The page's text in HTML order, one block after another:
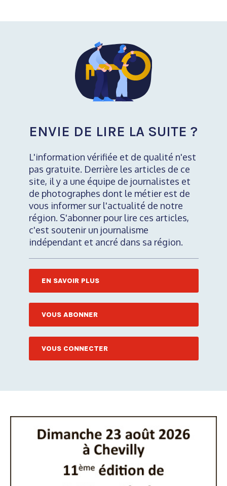
ENVIE DE LIRE LA SUITE ?
L'information vérifiée et de qualité n'est
pas gratuite. Derrière les articles de ce
site, il y a une équipe de journalistes et
de photographes dont le métier est de
vous informer sur l'actualité de notre
région. S'abonner pour lire ces articles,
c'est soutenir un journalisme
indépendant et ancré dans sa région.
EN SAVOIR PLUS
VOUS ABONNER
VOUS CONNECTER